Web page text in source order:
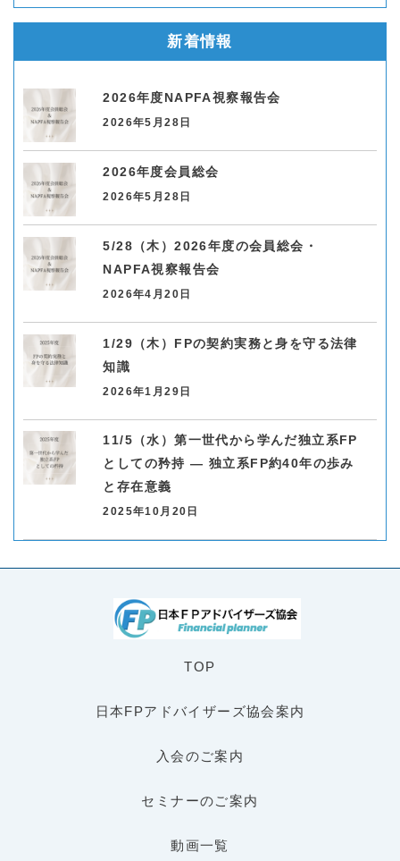
新着情報
2026年度NAPFA視察報告会
2026年5月28日
2026年度会員総会
2026年5月28日
5/28（木）2026年度の会員総会・
NAPFA視察報告会
2026年4月20日
1/29（木）FPの契約実務と身を守る法律
知識
2026年1月29日
11/5（水）第一世代から学んだ独立系FP
としての矜持 ― 独立系FP約40年の歩み
と存在意義
2025年10月20日
TOP
日本FPアドバイザーズ協会案内
入会のご案内
セミナーのご案内
動画一覧